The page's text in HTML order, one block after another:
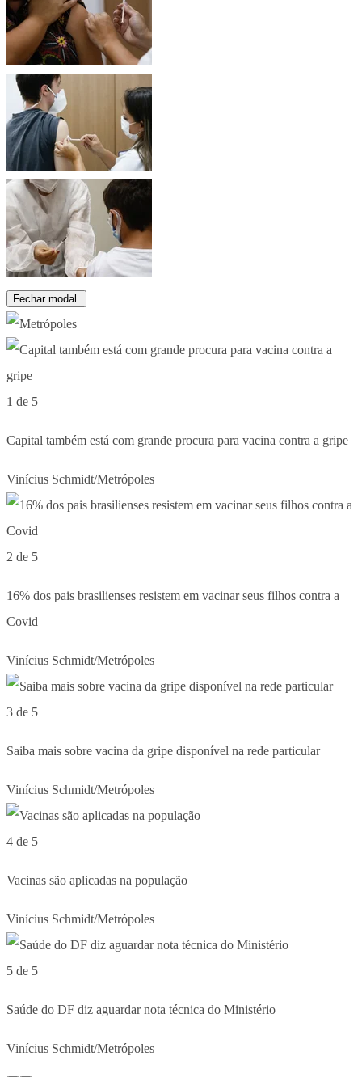
Fechar modal.
1 de 5
Capital também está com grande procura para vacina contra a gripe
Vinícius Schmidt/Metrópoles
2 de 5
16% dos pais brasilienses resistem em vacinar seus filhos contra a
Covid
Vinícius Schmidt/Metrópoles
3 de 5
Saiba mais sobre vacina da gripe disponível na rede particular
Vinícius Schmidt/Metrópoles
4 de 5
Vacinas são aplicadas na população
Vinícius Schmidt/Metrópoles
5 de 5
Saúde do DF diz aguardar nota técnica do Ministério
Vinícius Schmidt/Metrópoles